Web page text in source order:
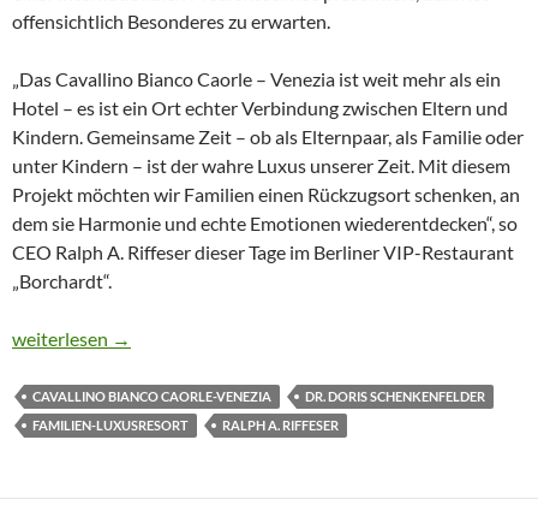
offensichtlich Besonderes zu erwarten.
„Das Cavallino Bianco Caorle – Venezia ist weit mehr als ein
Hotel – es ist ein Ort echter Verbindung zwischen Eltern und
Kindern. Gemeinsame Zeit – ob als Elternpaar, als Familie oder
unter Kindern – ist der wahre Luxus unserer Zeit. Mit diesem
Projekt möchten wir Familien einen Rückzugsort schenken, an
dem sie Harmonie und echte Emotionen wiederentdecken“, so
CEO Ralph A. Riffeser dieser Tage im Berliner VIP-Restaurant
„Borchardt“.
VON DEN DOLOMITEN AN DIE ADRIA: CAVALLINO BIANCO
weiterlesen →
CAVALLINO BIANCO CAORLE-VENEZIA
DR. DORIS SCHENKENFELDER
FAMILIEN-LUXUSRESORT
RALPH A. RIFFESER